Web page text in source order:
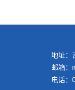
地址：
邮箱：
电话：